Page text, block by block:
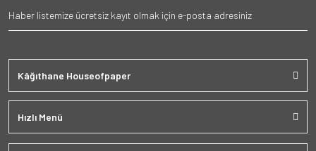
Kâğıthane Houseofpaper
Hızlı Menü